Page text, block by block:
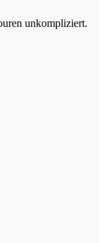
unkompliziert.